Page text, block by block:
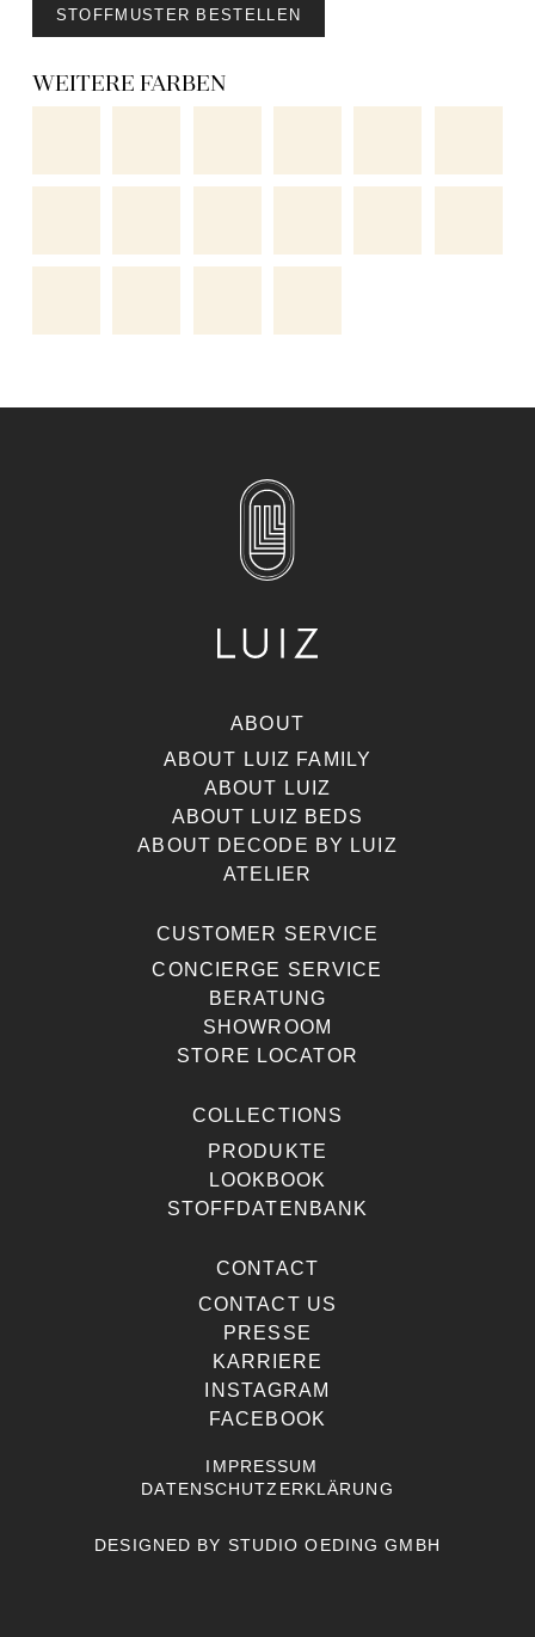
STOFFMUSTER BESTELLEN
WEITERE FARBEN
ABOUT
ABOUT LUIZ FAMILY
ABOUT LUIZ
ABOUT LUIZ BEDS
ABOUT DECODE BY LUIZ
ATELIER
CUSTOMER SERVICE
CONCIERGE SERVICE
BERATUNG
SHOWROOM
STORE LOCATOR
COLLECTIONS
PRODUKTE
LOOKBOOK
STOFFDATENBANK
CONTACT
CONTACT US
PRESSE
KARRIERE
INSTAGRAM
FACEBOOK
IMPRESSUM
DATENSCHUTZERKLÄRUNG
DESIGNED BY STUDIO OEDING GMBH